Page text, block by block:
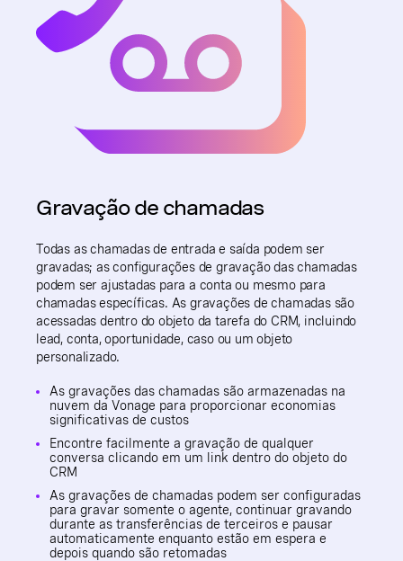
Gravação de chamadas
Todas as chamadas de entrada e saída podem ser
gravadas; as configurações de gravação das chamadas
podem ser ajustadas para a conta ou mesmo para
chamadas específicas. As gravações de chamadas são
acessadas dentro do objeto da tarefa do CRM, incluindo
lead, conta, oportunidade, caso ou um objeto
personalizado.
As gravações das chamadas são armazenadas na
nuvem da Vonage para proporcionar economias
significativas de custos
Encontre facilmente a gravação de qualquer
conversa clicando em um link dentro do objeto do
CRM
As gravações de chamadas podem ser configuradas
para gravar somente o agente, continuar gravando
durante as transferências de terceiros e pausar
automaticamente enquanto estão em espera e
depois quando são retomadas